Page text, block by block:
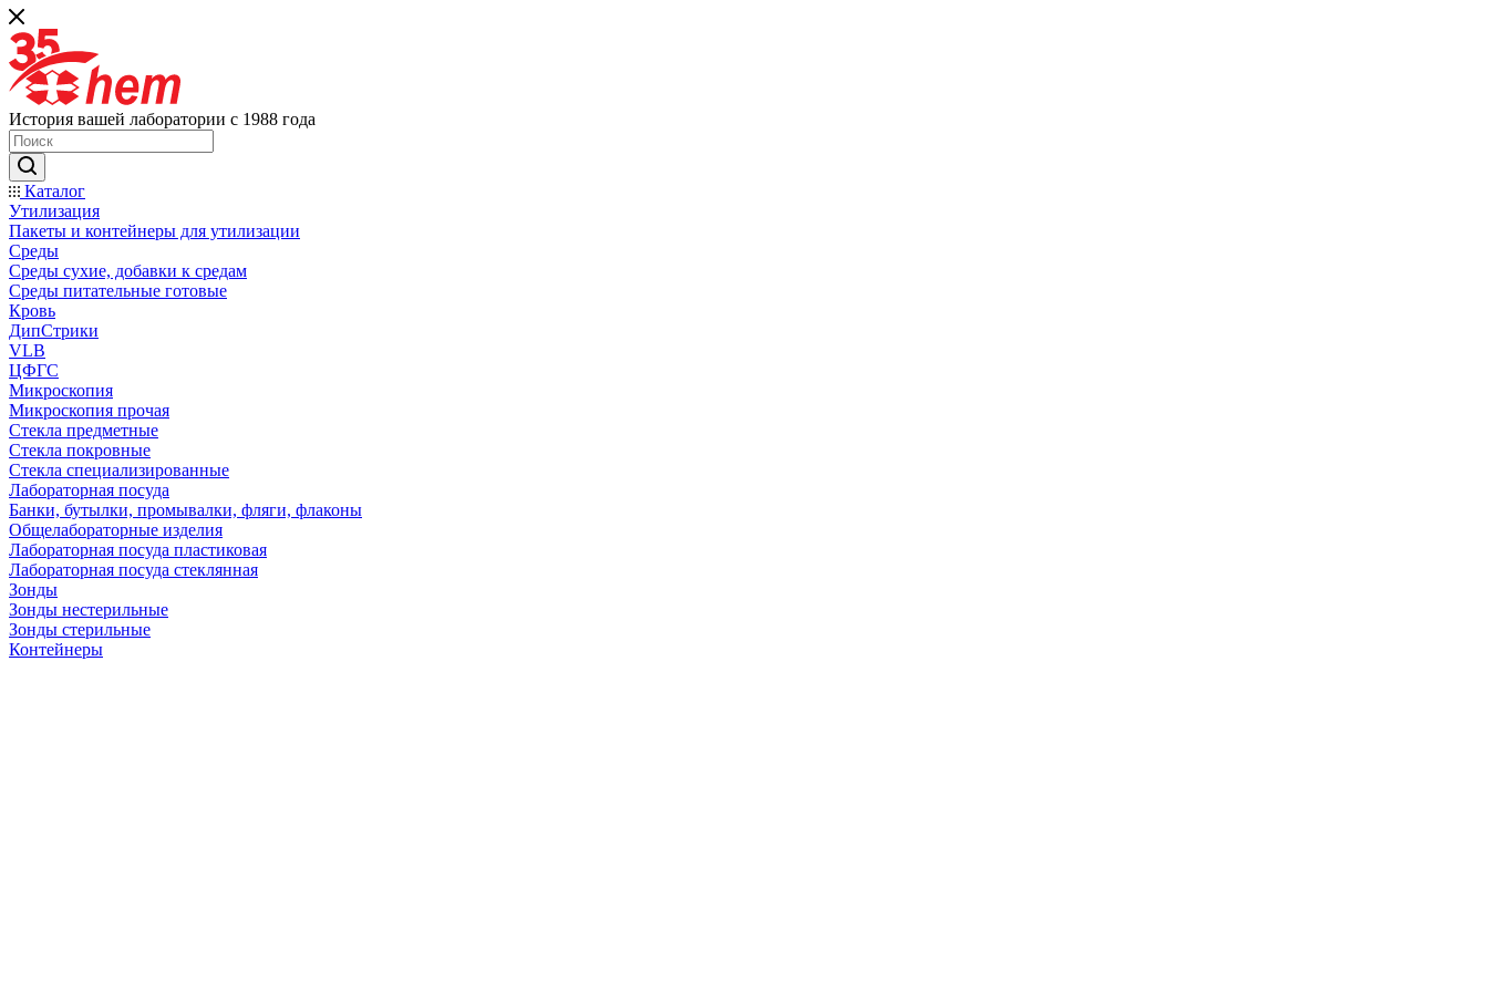
История вашей лаборатории с 1988 года
Каталог
Утилизация
Пакеты и контейнеры для утилизации
Среды
Среды сухие, добавки к средам
Среды питательные готовые
Кровь
ДипСтрики
VLB
ЦФГС
Микроскопия
Микроскопия прочая
Стекла предметные
Стекла покровные
Стекла специализированные
Лабораторная посуда
Банки, бутылки, промывалки, фляги, флаконы
Общелабораторные изделия
Лабораторная посуда пластиковая
Лабораторная посуда стеклянная
Зонды
Зонды нестерильные
Зонды стерильные
Контейнеры